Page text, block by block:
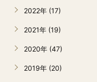
2022年 (17)
2021年 (19)
2020年 (47)
2019年 (20)